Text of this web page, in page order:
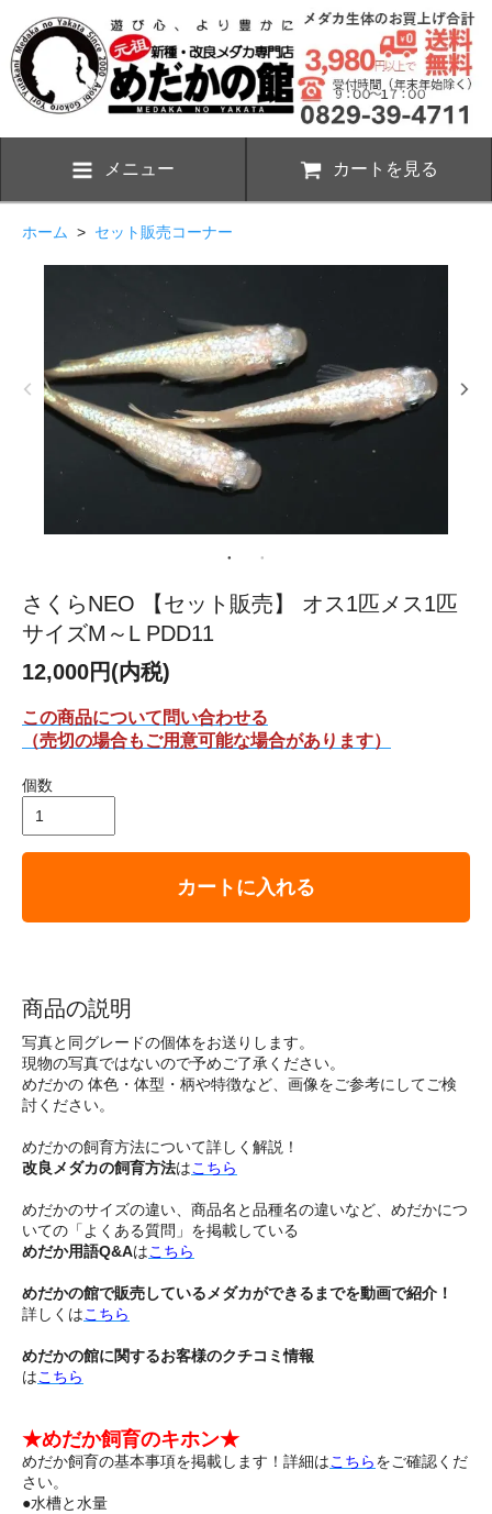
メニュー カートを見る
ホーム > セット販売コーナー
さくらNEO 【セット販売】 オス1匹メス1匹
サイズM～L PDD11
12,000円(内税)
この商品について問い合わせる
（売切の場合もご用意可能な場合があります）
個数
カートに入れる
商品の説明
写真と同グレードの個体をお送りします。
現物の写真ではないので予めご了承ください。
めだかの 体色・体型・柄や特徴など、画像をご参考にしてご検
討ください。
めだかの飼育方法について詳しく解説！
改良メダカの飼育方法はこちら
めだかのサイズの違い、商品名と品種名の違いなど、めだかにつ
いての「よくある質問」を掲載している
めだか用語Q&Aはこちら
めだかの館で販売しているメダカができるまでを動画で紹介！
詳しくはこちら
めだかの館に関するお客様のクチコミ情報
はこちら
★めだか飼育のキホン★
めだか飼育の基本事項を掲載します！詳細はこちらをご確認くだ
さい。
●水槽と水量